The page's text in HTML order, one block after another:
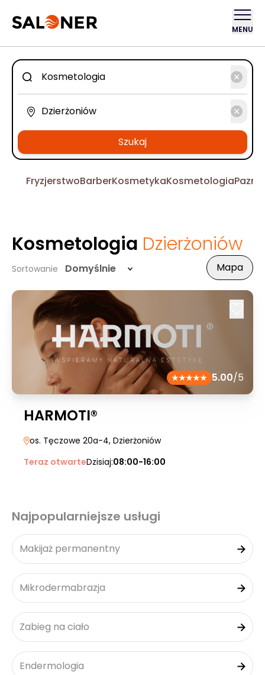
MENU
Szukaj
FryzjerstwoBarberKosmetykaKosmetologia
Kosmetologia Dzierżoniów
Sortowanie Domyślnie Mapa
5.00/5
HARMOTI®
os. Tęczowe 20a-4, Dzierżoniów
Teraz otwarteDzisiaj:08:00-16:00
Najpopularniejsze usługi
Makijaż permanentny
Mikrodermabrazja
Zabieg na ciało
Endermologia